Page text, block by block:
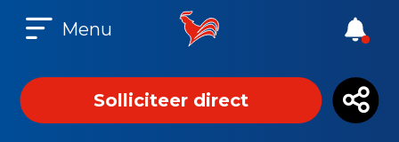
Menu
Solliciteer direct